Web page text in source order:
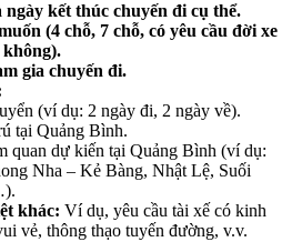
kết thúc chuyến đi cụ thể.
(4 chỗ, 7 chỗ, có yêu cầu đời xe
không).
gia chuyến đi.
(ví dụ: 2 ngày đi, 2 ngày về).
tại Quảng Bình.
quan dự kiến tại Quảng Bình (ví dụ:
Nha – Kẻ Bàng, Nhật Lệ, Suối
khác: Ví dụ, yêu cầu tài xế có kinh
vẻ, thông thạo tuyến đường, v.v.